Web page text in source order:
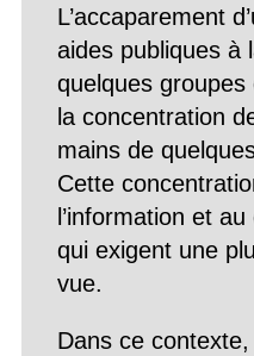
L’accaparement
aides publiques à
quelques
la concentration
mains de
Cette
l’information et
qui exigent une
vue.
Dans ce